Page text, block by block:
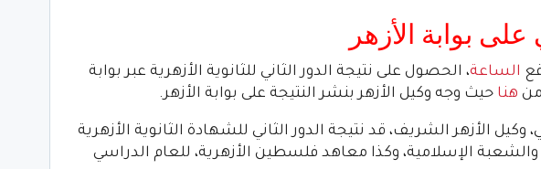
على بوابة الأزهر
الساعة، الحصول على نتيجة الدور الثاني للثانوية الأزهرية عبر بوابة
من هنا حيث وجه وكيل الأزهر بنشر النتيجة على بوابة ‏الأزهر.
الأزهر الشريف، قد نتيجة الدور الثاني للشهادة الثانوية الأزهرية
الإسلامية، وكذا معاهد فلسطين الأزهرية، للعام الدراسي